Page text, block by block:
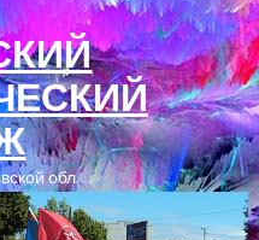
обл.